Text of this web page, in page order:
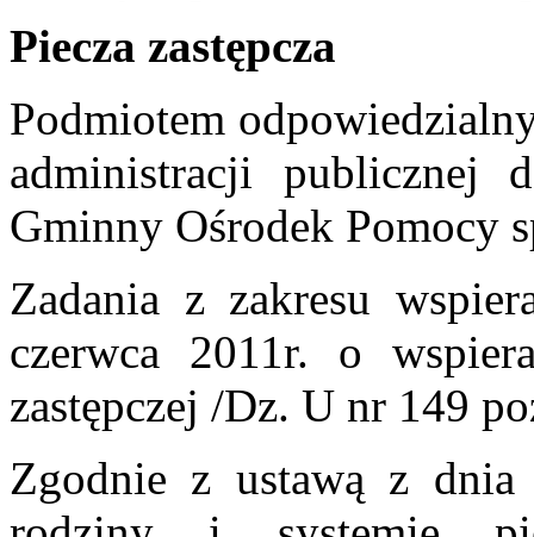
Piecza zastępcza
Podmiotem
administracji publicznej
Gminny Ośrodek Pomocy
Zadania z zakresu
czerwca 2011r. o
zastępczej /Dz. U nr 149
Zgodnie z ustawą z